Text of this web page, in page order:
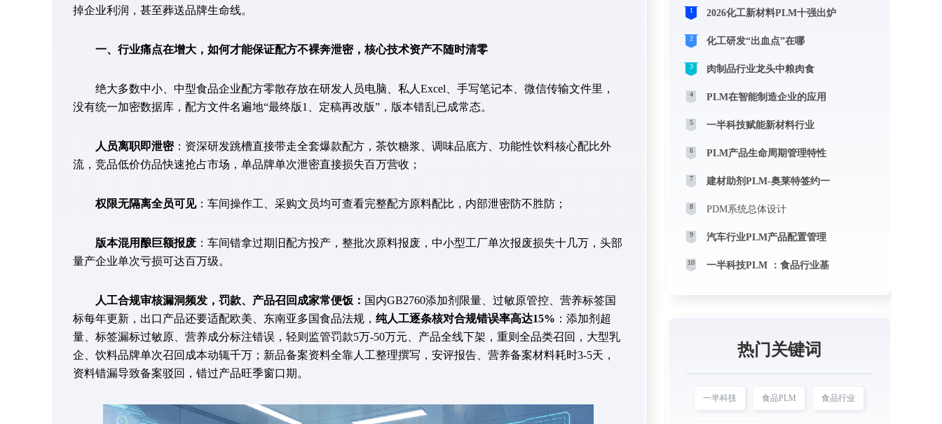
掉企业利润，甚至葬送品牌生命线。
一、行业痛点在增大，如何才能保证配方不裸奔泄密，核心技术资产不随时清零
绝大多数中小、中型食品企业配方零散存放在研发人员电脑、私人Excel、手写笔记本、微信传输文件里，
没有统一加密数据库，配方文件名遍地“最终版1、定稿再改版”，版本错乱已成常态。
人员离职即泄密：资深研发跳槽直接带走全套爆款配方，茶饮糖浆、调味品底方、功能性饮料核心配比外
流，竞品低价仿品快速抢占市场，单品牌单次泄密直接损失百万营收；
权限无隔离全员可见：车间操作工、采购文员均可查看完整配方原料配比，内部泄密防不胜防；
版本混用酿巨额报废 ：车间错拿过期旧配方投产，整批次原料报废，中小型工厂单次报废损失十几万，头部
量产企业单次亏损可达百万级。
人工合规审核漏洞频发，罚款、产品召回成家常便饭： 国内GB2760添加剂限量、过敏原管控、营养标签国
标每年更新，出口产品还要适配欧美、东南亚多国食品法规， 纯人工逐条核对合规错误率高达15% ：添加剂超
量、标签漏标过敏原、营养成分标注错误，轻则监管罚款5万-50万元、产品全线下架，重则全品类召回，大型乳
企、饮料品牌单次召回成本动辄千万；新品备案资料全靠人工整理撰写，安评报告、营养备案材料耗时3-5天，
资料错漏导致备案驳回，错过产品旺季窗口期。
1 2026化工新材料PLM十强出炉
2 化工研发“出血点”在哪
3 肉制品行业龙头中粮肉食
4 PLM在智能制造企业的应用
5 一半科技赋能新材料行业
6 PLM产品生命周期管理特性
7 建材助剂PLM-奥莱特签约一
8 PDM系统总体设计
9 汽车行业PLM产品配置管理
10 一半科技PLM ：食品行业基
热门关键词
一半科技 食品PLM 食品行业